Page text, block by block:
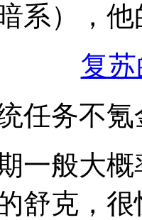
系），
任务不
一般大
舒克，